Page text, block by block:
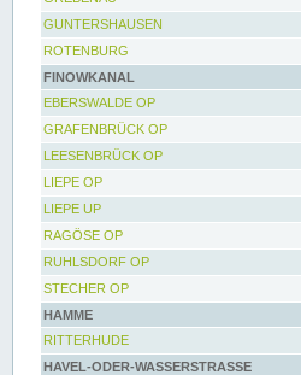
GUNTERSHAUSEN
ROTENBURG
FINOWKANAL
EBERSWALDE OP
GRAFENBRÜCK OP
LEESENBRÜCK OP
LIEPE OP
LIEPE UP
RAGÖSE OP
RUHLSDORF OP
STECHER OP
HAMME
RITTERHUDE
HAVEL-ODER-WASSERSTRASSE